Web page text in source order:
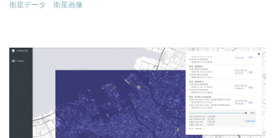
衛星データ
衛星画像